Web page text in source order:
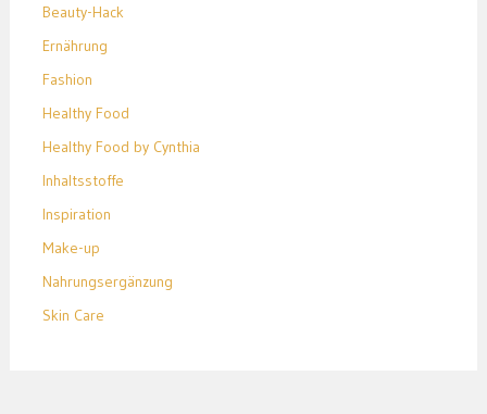
Beauty-Hack
Ernährung
Fashion
Healthy Food
Healthy Food by Cynthia
Inhaltsstoffe
Inspiration
Make-up
Nahrungsergänzung
Skin Care